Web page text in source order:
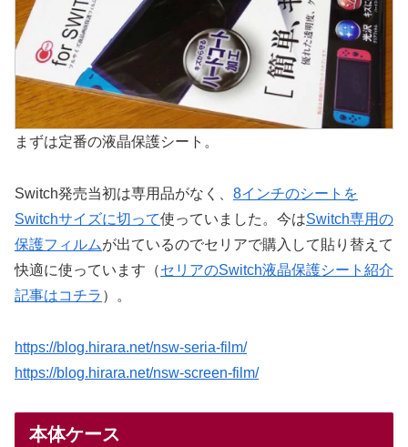
まずは定番の液晶保護シート。
Switch発売当初は専用品がなく、 8インチのシートを
Switchサイズに切って使っていました。今はSwitch専用の
保護フィルムが出ているのでセリアで購入して貼り替えて
快適に使っています（セリアのSwitch液晶保護シート紹介
記事はコチラ ）。
https://blog.hirara.net/nsw-seria-film/
https://blog.hirara.net/nsw-screen-film/
本体ケース